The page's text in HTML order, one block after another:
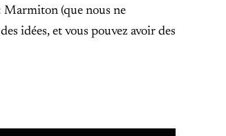
Marmiton (que nous ne
idées, et vous pouvez avoir des